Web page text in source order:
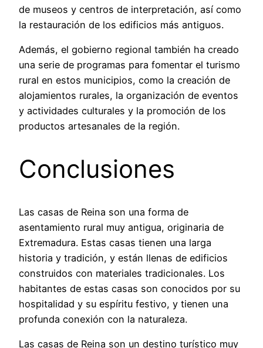
de museos y centros de interpretación, así como
la restauración de los edificios más antiguos.
Además, el gobierno regional también ha creado
una serie de programas para fomentar el turismo
rural en estos municipios, como la creación de
alojamientos rurales, la organización de eventos
y actividades culturales y la promoción de los
productos artesanales de la región.
Conclusiones
Las casas de Reina son una forma de
asentamiento rural muy antigua, originaria de
Extremadura. Estas casas tienen una larga
historia y tradición, y están llenas de edificios
construidos con materiales tradicionales. Los
habitantes de estas casas son conocidos por su
hospitalidad y su espíritu festivo, y tienen una
profunda conexión con la naturaleza.
Las casas de Reina son un destino turístico muy